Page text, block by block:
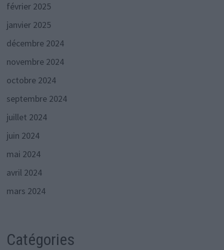
février 2025
janvier 2025
décembre 2024
novembre 2024
octobre 2024
septembre 2024
juillet 2024
juin 2024
mai 2024
avril 2024
mars 2024
Catégories